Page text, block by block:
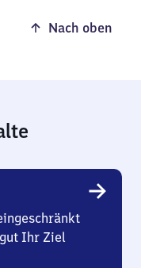
Nach oben
Ihr Ziel